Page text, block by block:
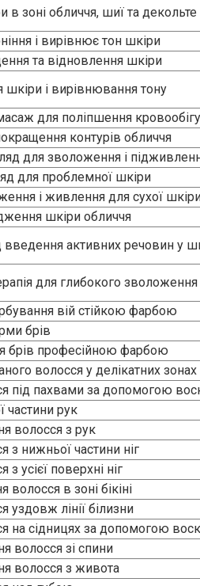
і вирівнює тон шкіри
та відновлення шкіри
і вирівнювання тону
для поліпшення кровообігу
контурів обличчя
для зволоження і
для проблемної шкіри
і живлення для сухої
шкіри обличчя
активних речовин у
для глибокого зволоження
вій стійкою фарбою
брів
брів професійною фарбою
волосся у делікатних зонах
під пахвами за допомогою
частини рук
волосся з рук
з нижньої частини ніг
усієї поверхні ніг
в зоні бікіні
уздовж лінії білизни
на сідницях за допомогою
волосся зі спини
волосся з живота
над губою
над губою